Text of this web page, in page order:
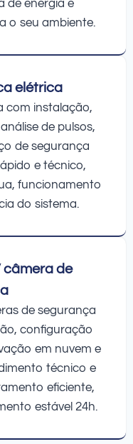
de energia e
o seu ambiente.
elétrica
com instalação,
de pulsos,
de segurança
e técnico,
funcionamento
do sistema.
câmera de
de segurança
configuração
em nuvem e
técnico e
eficiente,
estável 24h.